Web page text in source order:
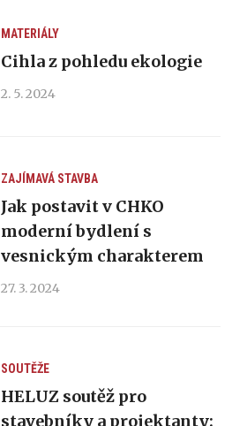
MATERIÁLY
Cihla z pohledu ekologie
2. 5. 2024
ZAJÍMAVÁ STAVBA
Jak postavit v CHKO
moderní bydlení s
vesnickým charakterem
27. 3. 2024
SOUTĚŽE
HELUZ soutěž pro
stavebníky a projektanty: